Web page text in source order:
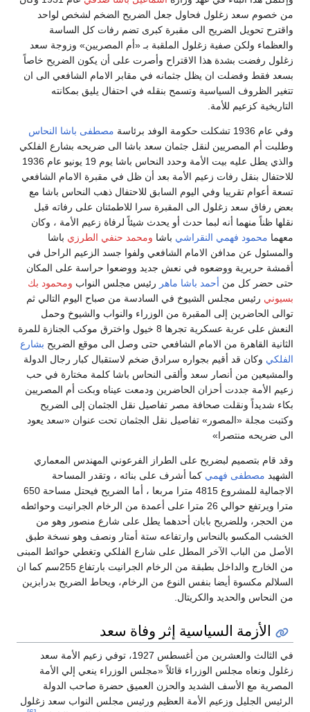
من خصوم سعد زغلول فحاول جعل الضريح الضخم لشخص لواحد
واقترح تحويل الضريح الى مقبرة كبرى تضم رفات كل الساسة
والعظماء ولكن صفية زغلول الملقبة بـ «أم المصريين» وزوجة سعد
زغلول رفضت بشدة هذا الاقتراح وأصرت على أن يكون الضريح خاصاً
بسعد فقط وفضلت ان يظل جثمانه في مقابر الامام الشافعي الى ان
تتغير الظروف السياسية وتسمح بنقله في احتفال يليق بمكانته
التاريخية كزعيم للأمة.
وفي عام 1936 تشكلت حكومة الوفد برئاسة
مصطفى باشا النحاس
وطلبت أم المصريين لنقل جثمان سعد باشا الى ضريحه بشارع الفلكي
والذي يطل عليه بيت الأمة وحدد النحاس باشا يوم 19 يونيو عام 1936
للاحتفال بنقل رفات زعيم الأمة بعد أن ظل في مقبرة الامام الشافعي
تسعة أعوام تقريبا وفي اليوم السابق للاحتفال ذهب النحاس باشا مع
بعض رفاق سعد زغلول الى المقبرة سرا للاطمئنان على رفاته قبل
نقلها ظناً منهما أنه لبما حدث أو يحدث شيئاً لرفاة زعيم الأمة ، وكان
معهما محمود فهمي النقراشي باشا ومحمد حنفي الطرزي باشا
والمسئول عن مدافن الامام الشافعي ولفوا جسد الزعيم الراحل في
أقمشة حريرية ووضعوه في نعش جديد ووضعوا حراسة على المكان
حتى حضر كل من أحمد باشا ماهر رئيس مجلس النواب ومحمود بك
بسيوني رئيس مجلس الشيوخ في السادسة من صباح اليوم التالي ثم
توالى الحاضرين إلى المقبرة من الوزراء والنواب والشيوخ وحمل
النعش على عربة عسكرية تجرها 8 خيول واخترق موكب الجنازة للمرة
الثانية القاهرة من الامام الشافعي حتى وصل الى موقع الضريح بشارع
الفلكي وكان قد أقيم بجواره سرادق ضخم لاستقبال كبار رجال الدولة
والمشيعين من أنصار سعد وألقى النحاس باشا كلمة مختارة في حب
زعيم الأمة جددت أحزان الحاضرين ودمعت عيناه وبكت أم المصريين
بكاء شديداً ونقلت صحافة مصر تفاصيل نقل الجثمان إلى الضريح
وكتبت مجلة «المصور» تفاصيل نقل الجثمان تحت عنوان «سعد يعود
الى ضريحه منتصرا»
وقد قام بتصميم لبضريح على الطراز الفرعوني المهندس المعماري
الشهيد مصطفى فهمي كما أشرف على بنائه ، وتقدر المساحة
الاجمالية للمشروع 4815 مترا مربعا ، أما الضريح فيحتل مساحة 650
مترا ويرتفع حوالي 26 مترا على أعمدة من الرخام الجرانيت وحوائطه
من الحجر، وللضريح بابان أحدهما يطل على شارع منصور وهو من
الخشب المكسو بالنحاس وارتفاعه ستة أمتار ونصف وهو نسخة طبق
الأصل من الباب الآخر المطل على شارع الفلكي وتغطي حوائط المبنى
من الخارج والداخل بطبقة من الرخام الجرانيت بارتفاع 255سم كما ان
السلالم مكسوة أيضا بنفس النوع من الرخام، ويحاط الضريح بدرابزين
من النحاس والحديد والكريتال.
الأزمة السياسية إثر وفاة سعد
في الثالث والعشرين من أغسطس 1927، توفي زعيم الأمة سعد
زغلول ونعاه مجلس الوزراء قائلاً «مجلس الوزراء ينعي إلي الأمة
المصرية مع الأسف الشديد والحزن العميق حضرة صاحب الدولة
الرئيس الجليل وزعيم الأمة العظيم ورئيس مجلس النواب سعد زغلول